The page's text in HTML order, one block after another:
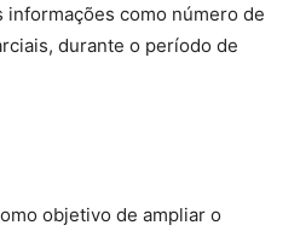
informações como número de
durante o período de
objetivo de ampliar o